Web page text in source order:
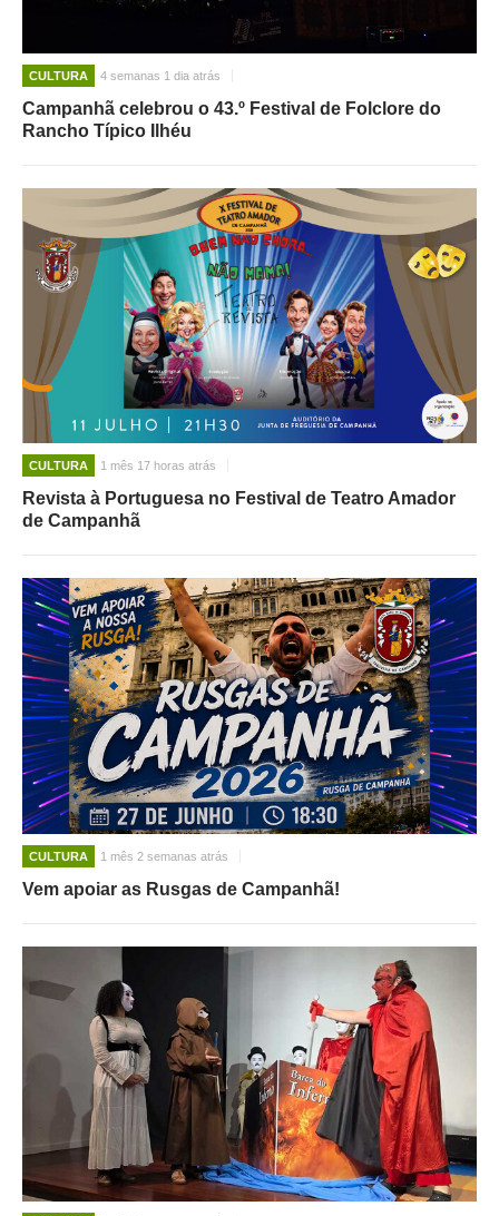
CULTURA 4 semanas 1 dia atrás
Campanhã celebrou o 43.º Festival de Folclore do
Rancho Típico Ilhéu
CULTURA 1 mês 17 horas atrás
Revista à Portuguesa no Festival de Teatro Amador
de Campanhã
CULTURA 1 mês 2 semanas atrás
Vem apoiar as Rusgas de Campanhã!